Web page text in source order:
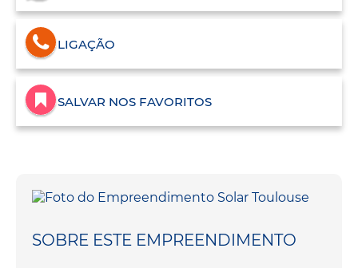
LIGAÇÃO
SALVAR NOS FAVORITOS
SOBRE ESTE EMPREENDIMENTO